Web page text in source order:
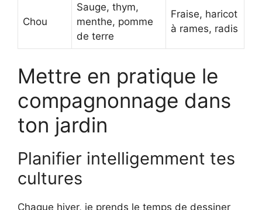
Chou
Sauge, thym,
menthe, pomme
de terre
Fraise, haricot
à rames, radis
Mettre en pratique le
compagnonnage dans
ton jardin
Planifier intelligemment tes
cultures
Chaque hiver, je prends le temps de dessiner